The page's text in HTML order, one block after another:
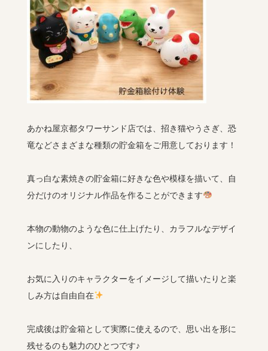
あかね屋京都タワーサンド店では、招き猫やうさぎ、恐
竜などさまざまな種類の貯金箱をご用意しております！
真っ白な素焼きの貯金箱に好きな色や模様を描いて、自
分だけのオリジナル作品を作ることができます
本物の動物のような色に仕上げたり、カラフルなデザイ
ンにしたり、
お気に入りのキャラクターをイメージして描いたりと楽
しみ方は自由自在
完成後は貯金箱として実際に使えるので、思い出を形に
残せるのも魅力のひとつです♪